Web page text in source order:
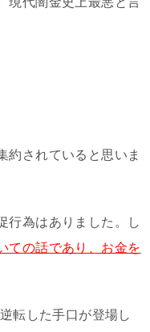
約されていると思いま
行為はありました。し
ての話であり、お金を
転した手口が登場し